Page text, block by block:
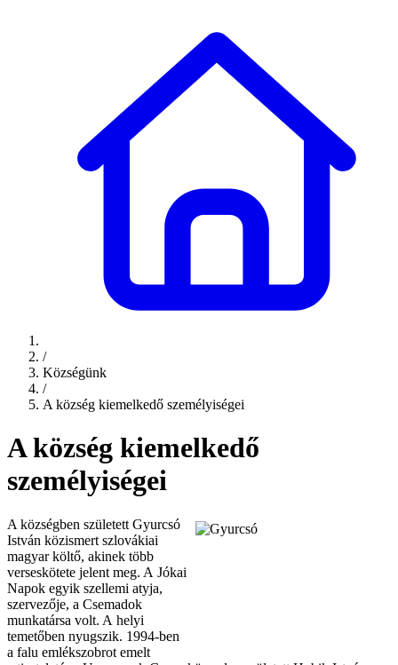
/
Községünk
/
A község kiemelkedő személyiségei
A község kiemelkedő
személyiségei
A községben született Gyurcsó
István közismert szlovákiai
magyar költő, akinek több
verseskötete jelent meg. A Jókai
Napok egyik szellemi atyja,
szervezője, a Csemadok
munkatársa volt. A helyi
temetőben nyugszik. 1994-ben
a falu emlékszobrot emelt